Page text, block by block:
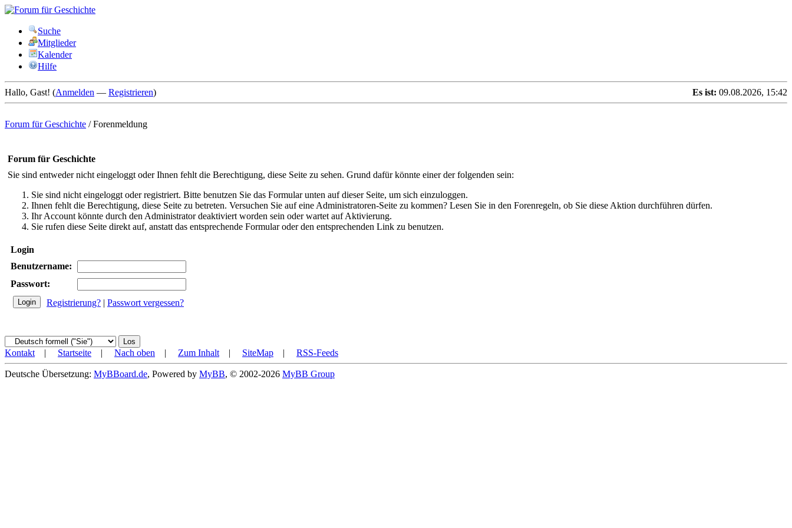
Suche
Mitglieder
Kalender
Hilfe
Es ist: 09.08.2026, 15:42
Hallo, Gast! (Anmelden — Registrieren)
Forum für Geschichte /Forenmeldung
Forum für Geschichte
Sie sind entweder nicht eingeloggt oder Ihnen fehlt die Berechtigung, diese Seite zu sehen. Grund dafür könnte einer der folgenden sein:
Sie sind nicht eingeloggt oder registriert. Bitte benutzen Sie das Formular unten auf dieser Seite, um sich einzuloggen.
Ihnen fehlt die Berechtigung, diese Seite zu betreten. Versuchen Sie auf eine Administratoren-Seite zu kommen? Lesen Sie in den Forenregeln, ob Sie diese Aktion durchführen dürfen.
Ihr Account könnte durch den Administrator deaktiviert worden sein oder wartet auf Aktivierung.
Sie rufen diese Seite direkt auf, anstatt das entsprechende Formular oder den entsprechenden Link zu benutzen.
Login
Benutzername:
Passwort:
Registrierung? | Passwort vergessen?
Kontakt | Startseite | Nach oben | Zum Inhalt | SiteMap | RSS-Feeds
Deutsche Übersetzung: MyBBoard.de, Powered by MyBB, © 2002-2026 MyBB Group